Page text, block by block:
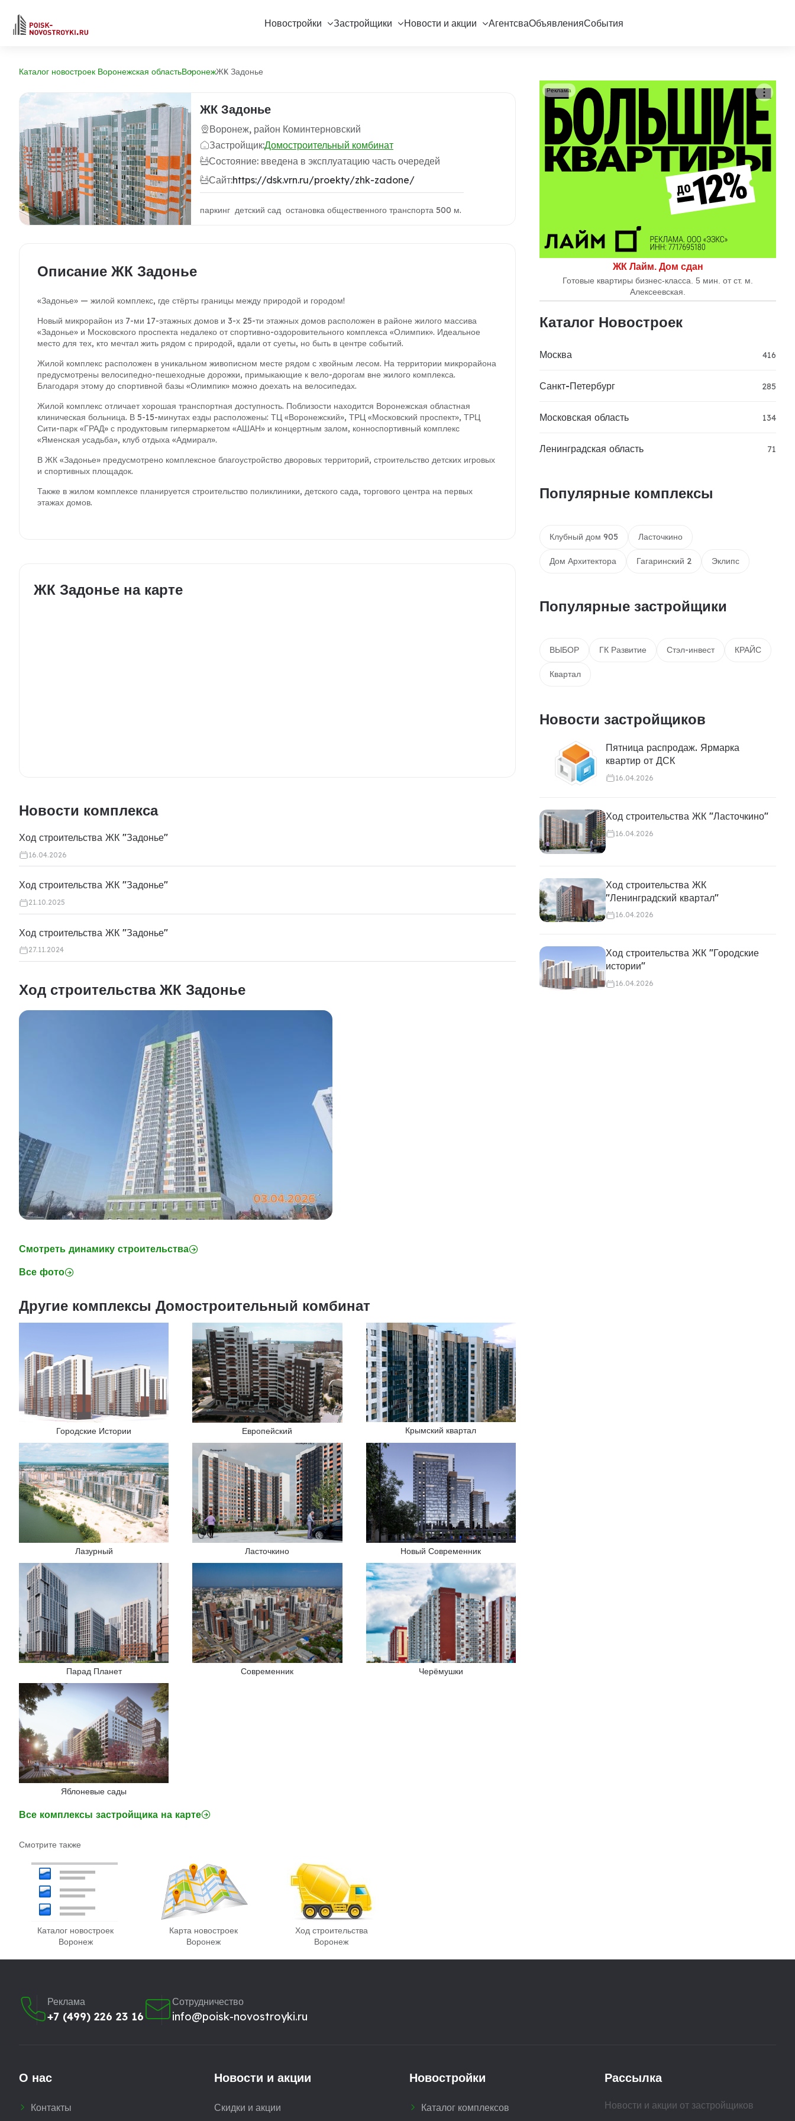
Новостройки Застройщики Новости и акции АгентсваОбъявленияСобытия
Каталог новостроек Воронежская областьВоронежЖК Задонье
ЖК Задонье
Воронеж, район Коминтерновский
Застройщик:Домостроительный комбинат
Состояние: введена в эксплуатацию часть очередей
Сайт:https://dsk.vrn.ru/proekty/zhk-zadone/
паркинг детский сад остановка общественного транспорта 500 м.
Описание ЖК Задонье
«Задонье» — жилой комплекс, где стёрты границы между природой и городом!
Новый микрорайон из 7-ми 17-этажных домов и 3-х 25-ти этажных домов расположен в районе жилого массива
«Задонье» и Московского проспекта недалеко от спортивно-оздоровительного комплекса «Олимпик». Идеальное
место для тех, кто мечтал жить рядом с природой, вдали от суеты, но быть в центре событий.
Жилой комплекс расположен в уникальном живописном месте рядом с хвойным лесом. На территории микрорайона
предусмотрены велосипедно-пешеходные дорожки, примыкающие к вело-дорогам вне жилого комплекса.
Благодаря этому до спортивной базы «Олимпик» можно доехать на велосипедах.
Жилой комплекс отличает хорошая транспортная доступность. Поблизости находится Воронежская областная
клиническая больница. В 5-15-минутах езды расположены: ТЦ «Воронежский», ТРЦ «Московский проспект», ТРЦ
Сити-парк «ГРАД» с продуктовым гипермаркетом «АШАН» и концертным залом, конноспортивный комплекс
«Яменская усадьба», клуб отдыха «Адмирал».
В ЖК «Задонье» предусмотрено комплексное благоустройство дворовых территорий, строительство детских игровых
и спортивных площадок.
Также в жилом комплексе планируется строительство поликлиники, детского сада, торгового центра на первых
этажах домов.
ЖК Задонье на карте
Новости комплекса
Ход строительства ЖК "Задонье"
16.04.2026
Ход строительства ЖК "Задонье"
21.10.2025
Ход строительства ЖК "Задонье"
27.11.2024
Ход строительства ЖК Задонье
Смотреть динамику строительства
Все фото
Другие комплексы Домостроительный комбинат
Городские Истории Европейский Крымский квартал
Лазурный Ласточкино Новый Современник
Парад Планет Современник Черёмушки
Яблоневые сады
Все комплексы застройщика на карте
Смотрите также
Каталог новостроек
Воронеж
Карта новостроек
Воронеж
Ход строительства
Воронеж
ЖК Лайм. Дом сдан
Готовые квартиры бизнес-класса. 5 мин. от ст. м.
Алексеевская.
Реклама
Каталог Новостроек
Москва 416
Санкт-Петербург 285
Московская область 134
Ленинградская область 71
Популярные комплексы
Клубный дом 905 Ласточкино
Дом Архитектора Гагаринский 2 Эклипс
Популярные застройщики
ВЫБОР ГК Развитие Стэл-инвест КРАЙС
Квартал
Новости застройщиков
Пятница распродаж. Ярмарка
квартир от ДСК
16.04.2026
Ход строительства ЖК "Ласточкино"
16.04.2026
Ход строительства ЖК
"Ленинградский квартал"
16.04.2026
Ход строительства ЖК "Городские
истории"
16.04.2026
Реклама
+7 (499) 226 23 16
Сотрудничество
info@poisk-novostroyki.ru
О нас
Контакты
Новости и акции
Скидки и акции
Новостройки
Каталог комплексов
Рассылка
Новости и акции от застройщиков